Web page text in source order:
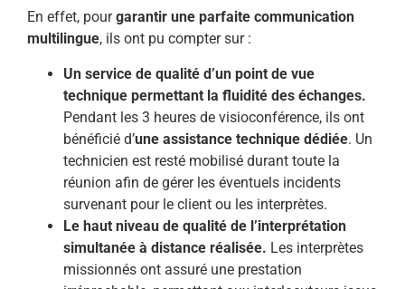
En effet, pourgarantir une parfaite communication
multilingue, ils ont pu compter sur :
Un service de qualité d’un point de vue
technique permettant la fluidité des échanges.
Pendant les 3 heures de visioconférence, ils ont
bénéficié d’une assistance technique dédiée. Un
technicien est resté mobilisé durant toute la
réunion afin de gérer les éventuels incidents
survenant pour le client ou les interprètes.
Le haut niveau de qualité de l’interprétation
simultanée à distance réalisée. Les interprètes
missionnés ont assuré une prestation